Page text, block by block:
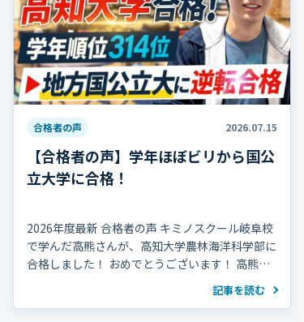
合格者の声 2026.07.15
【合格者の声】学年ほぼビリから国公
立大学に合格！
2026年度最新 合格者の声 キミノスクール岐阜校
で学んだ高熊さんが、高知大学農林海洋科学部に
合格しました！ おめでとうございます！ 高熊さ
んは高校2年の夏、学年314人中300位で、勉強習
慣がほぼ無い状態から受験勉強を […]
記事を読む